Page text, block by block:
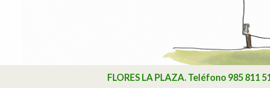
FLORES LA PLAZA. Teléfono 985